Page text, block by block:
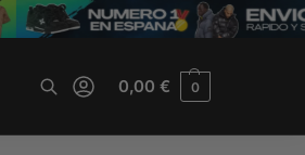
0,00€ 0